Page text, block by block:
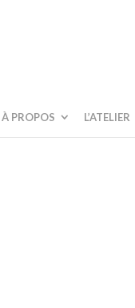
À PROPOS L’ATELIER